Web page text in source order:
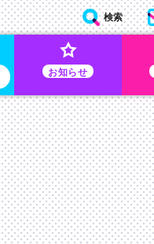
お知らせ
検索